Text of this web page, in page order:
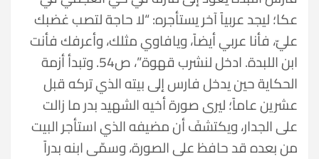
عكا؛ ليجد عربياً آخر يستأجره: “لا حاجة لتصب غضبك
عليّ، فأنا عربي أيضاً، ويافاوي مثلك، وأعرفك فأنت
ابن اللبدة. ادخل لنشرب قهوة”، ص54. وتبدأ أزمة
الحكاية حين يدخل فارس إلى بيته الذي تركه قبل
عشرين عاماً؛ ليرى صورة أخيه الشهيد بدر ما زالت
على الجدار، ويكتشفَ أن مضيفه الذي استأجر البيت
من بعده قد حافظ على الصورة، وسمّى ابنه بدراً